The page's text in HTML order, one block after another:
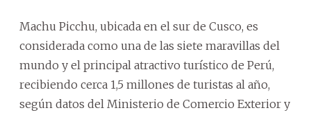
Machu Picchu, ubicada en el sur de Cusco, es
considerada como una de las siete maravillas del
mundo y el principal atractivo turístico de Perú,
recibiendo cerca 1,5 millones de turistas al año,
según datos del Ministerio de Comercio Exterior y